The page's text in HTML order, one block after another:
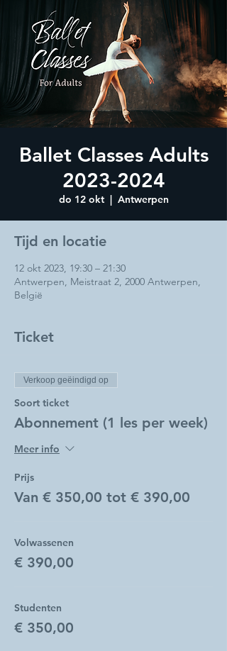
Ballet Classes Adults
2023-2024
do 12 okt
  |
Antwerpen
Tijd en locatie
12 okt 2023, 19:30 – 21:30
Antwerpen, Meistraat 2, 2000 Antwerpen,
België
Ticket
Verkoop geëindigd op
Soort ticket
Abonnement (1 les per week)
Meer info
Prijs
Van € 350,00 tot € 390,00
Volwassenen
€ 390,00
Studenten
€ 350,00